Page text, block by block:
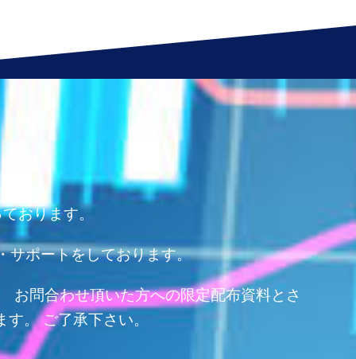
おります。
サポートをしております。
お問合わせ頂いた方への限定配布資料とさ
。 ご了承下さい。